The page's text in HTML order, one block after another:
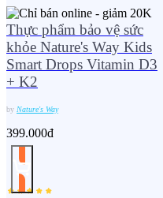
Thực phẩm bảo vệ sức
khỏe Nature's Way Kids
Smart Drops Vitamin D3
+ K2
by Nature's Way
399.000đ